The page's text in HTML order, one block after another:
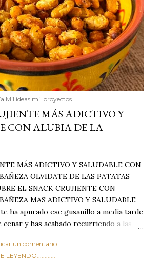
Mil ideas mil proyectos
MÁS ADICTIVO Y
CON ALUBIA DE LA
MÁS ADICTIVO Y SALUDABLE CON
OLVIDATE DE LAS PATATAS
EL SNACK CRUJIENTE CON
MAS ADICTIVO Y SALUDABLE
te ha apurado ese gusanillo a media tarde
y has acabado recurriendo a las
bolsa, frutos secos fritos o snacks
de grasas saturadas y sodio?
ahí. Sin embargo, cuidarse no tiene
un comentario
LEYENDO............